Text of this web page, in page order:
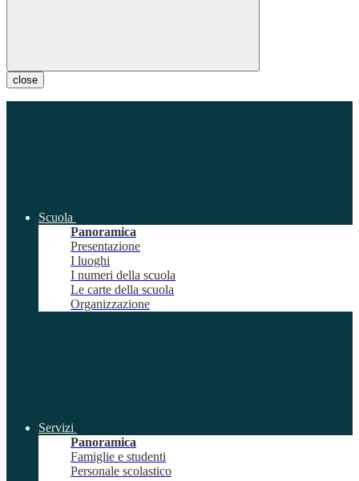
close
Scuola
Panoramica
Presentazione
I luoghi
I numeri della scuola
Le carte della scuola
Organizzazione
Servizi
Panoramica
Famiglie e studenti
Personale scolastico